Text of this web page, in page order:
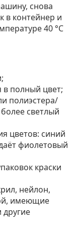
снова
в контейнер и
40 °C
в полный цвет;
полиэстера/
светлый
цветов: синий
фиолетовый
краски
нейлон,
имеющие
другие